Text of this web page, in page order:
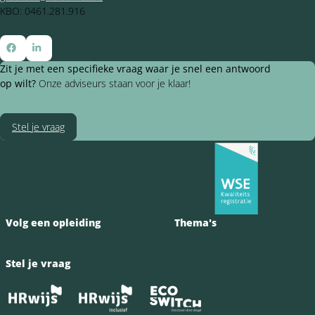
KBO: 0461.281.916
Ga
naar
Ga
naar
Volg een opleiding Thema's
Stel je vraag
Zit je met een specifieke vraag waar je snel een antwoord
op wilt? Onze adviseurs staan voor je klaar!
Stel je vraag